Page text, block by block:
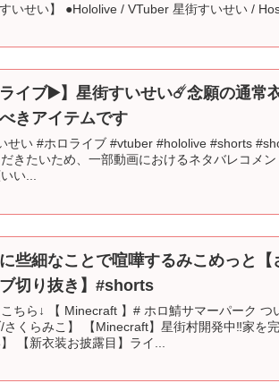
いせい】 ●Hololive / VTuber 星街すいせい /
ライブ▶️】星街すいせい☄️念願の通常
きアイテムです
せい #ホロライブ #vtuber #hololive #shorts
きたいため、一部動画におけるネタバレコメ
い...
些細なことで喧嘩するみこめっと
切り抜き】#shorts
ちら↓ 【 Minecraft 】# ホロ鯖サマーパーク つ
さくらみこ】 【Minecraft】星街村開発中‼家を
【新衣装お披露目】ライ...